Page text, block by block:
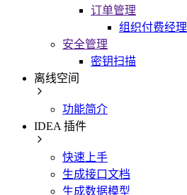
订单管理
组织付费经理
安全管理
密钥扫描
离线空间
功能简介
IDEA 插件
快速上手
生成接口文档
生成数据模型